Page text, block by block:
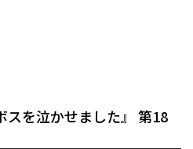
スを泣かせました』 第18